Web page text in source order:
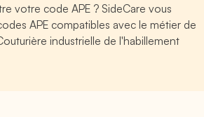
votre code APE ? SideCare vous
APE compatibles avec le métier de
industrielle de l'habillement